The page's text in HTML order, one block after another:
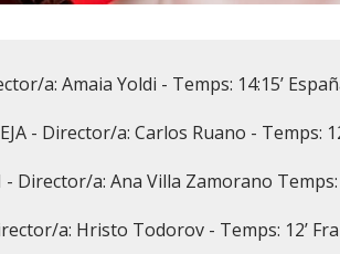
a: Amaia Yoldi - Temps: 14:15’
- Director/a: Carlos Ruano - Temps:
- Director/a: Ana Villa Zamorano Temps:
a: Hristo Todorov - Temps: 12’